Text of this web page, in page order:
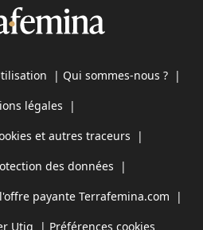
| Qui sommes-nous ? |
légales |
et autres traceurs |
des données |
payante Terrafemina.com |
Utiq | Préférences cookies